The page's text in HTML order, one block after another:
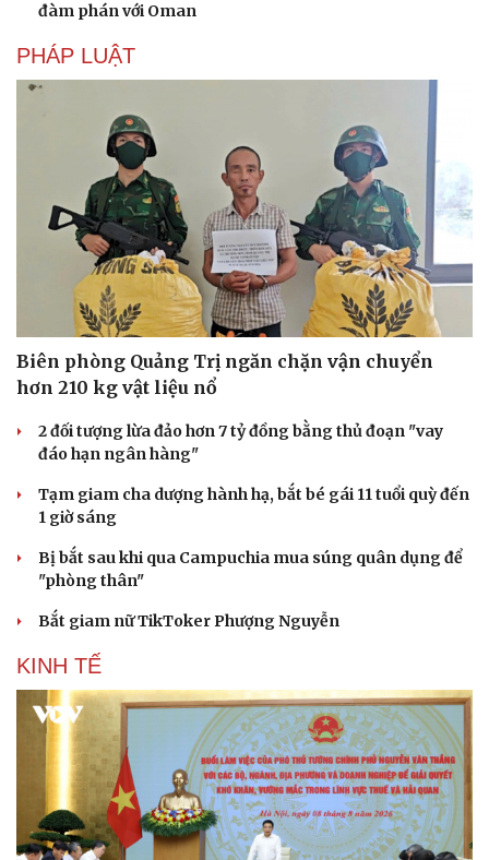
đàm phán với Oman
PHÁP LUẬT
Biên phòng Quảng Trị ngăn chặn vận chuyển
hơn 210 kg vật liệu nổ
2 đối tượng lừa đảo hơn 7 tỷ đồng bằng thủ đoạn "vay
đáo hạn ngân hàng"
Tạm giam cha dượng hành hạ, bắt bé gái 11 tuổi quỳ đến
1 giờ sáng
Bị bắt sau khi qua Campuchia mua súng quân dụng để
"phòng thân"
Bắt giam nữ TikToker Phượng Nguyễn
KINH TẾ